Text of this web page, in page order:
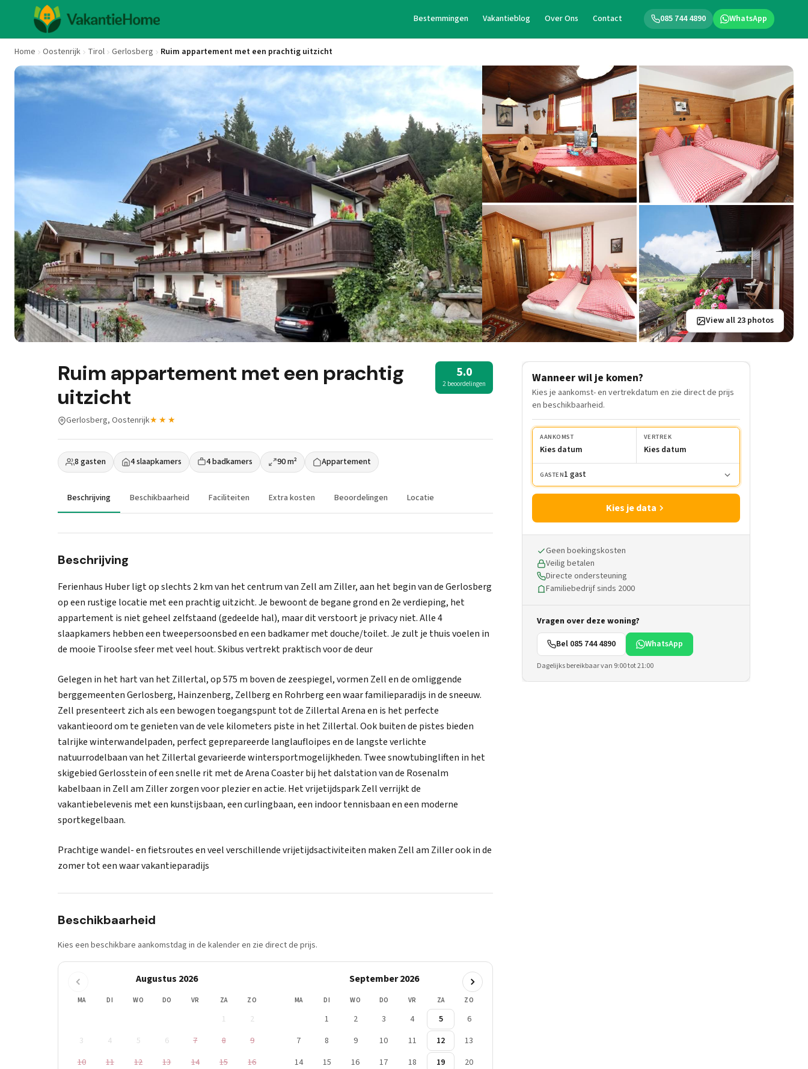
085 744 4890 WhatsApp
Bestemmingen Vakantieblog Over Ons Contact
Home Oostenrijk Tirol Gerlosberg Ruim appartement met een prachtig uitzicht
View all 23 photos
Ruim appartement met een prachtig
uitzicht
5.0
2 beoordelingen
Gerlosberg, Oostenrijk★★★
8 gasten 4 slaapkamers 4 badkamers 90 m² Appartement
Beschrijving Beschikbaarheid Faciliteiten Extra kosten Beoordelingen Locatie
Beschrijving
Ferienhaus Huber ligt op slechts 2 km van het centrum van Zell am Ziller, aan het begin van de Gerlosberg
op een rustige locatie met een prachtig uitzicht. Je bewoont de begane grond en 2e verdieping, het
appartement is niet geheel zelfstaand (gedeelde hal), maar dit verstoort je privacy niet. Alle 4
slaapkamers hebben een tweepersoonsbed en een badkamer met douche/toilet. Je zult je thuis voelen in
de mooie Tiroolse sfeer met veel hout. Skibus vertrekt praktisch voor de deur
Gelegen in het hart van het Zillertal, op 575 m boven de zeespiegel, vormen Zell en de omliggende
berggemeenten Gerlosberg, Hainzenberg, Zellberg en Rohrberg een waar familieparadijs in de sneeuw.
Zell presenteert zich als een bewogen toegangspunt tot de Zillertal Arena en is het perfecte
vakantieoord om te genieten van de vele kilometers piste in het Zillertal. Ook buiten de pistes bieden
talrijke winterwandelpaden, perfect geprepareerde langlaufloipes en de langste verlichte
natuurrodelbaan van het Zillertal gevarieerde wintersportmogelijkheden. Twee snowtubingliften in het
skigebied Gerlosstein of een snelle rit met de Arena Coaster bij het dalstation van de Rosenalm
kabelbaan in Zell am Ziller zorgen voor plezier en actie. Het vrijetijdspark Zell verrijkt de
vakantiebelevenis met een kunstijsbaan, een curlingbaan, een indoor tennisbaan en een moderne
sportkegelbaan.
Prachtige wandel- en fietsroutes en veel verschillende vrijetijdsactiviteiten maken Zell am Ziller ook in de
zomer tot een waar vakantieparadijs
Beschikbaarheid
Kies een beschikbare aankomstdag in de kalender en zie direct de prijs.
Augustus 2026
MA DI WO DO VR ZA ZO
1
2
3
4 5 6 7 8
9
10
11 12 13 14 15
16
September 2026
MA DI WO DO VR ZA ZO
1 2 3 4 5
6
7
8 9 10 11 12
13
14
15 16 17 18 19
20
Wanneer wil je komen?
Kies je aankomst- en vertrekdatum en zie direct de prijs
en beschikbaarheid.
AANKOMST
Kies datum
VERTREK
Kies datum
GASTEN1 gast
Kies je data
Geen boekingskosten
Veilig betalen
Directe ondersteuning
Familiebedrijf sinds 2000
Vragen over deze woning?
Bel 085 744 4890
WhatsApp
Dagelijks bereikbaar van 9:00 tot 21:00